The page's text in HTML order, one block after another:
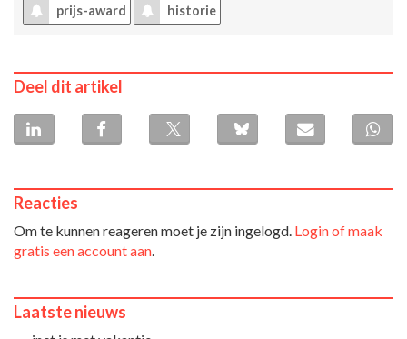
prijs-award historie
Deel dit artikel
Reacties
Om te kunnen reageren moet je zijn ingelogd. Login of maak
gratis een account aan.
Laatste nieuws